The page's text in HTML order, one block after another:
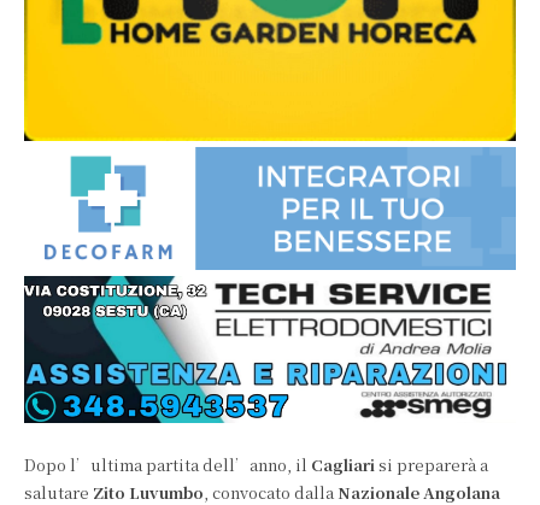
Dopo l’ultima partita dell’anno, il Cagliari si preparerà a
salutare Zito Luvumbo , convocato dalla Nazionale Angolana